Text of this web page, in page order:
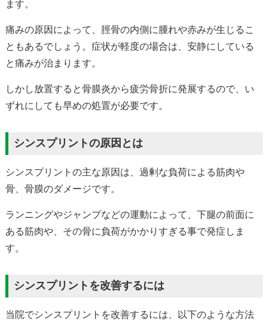
ます。
痛みの原因によって、脛骨の内側に腫れや赤みが生じるこ
ともあるでしょう。症状が軽度の場合は、安静にしている
と痛みが治まります。
しかし放置すると骨膜炎から疲労骨折に発展するので、い
ずれにしても早めの処置が必要です。
シンスプリントの原因とは
シンスプリントの主な原因は、過剰な負荷による筋肉や
骨、骨膜のダメージです。
ランニングやジャンプなどの運動によって、下腿の前面に
ある筋肉や、その骨に負荷がかかりすぎる事で発症しま
す。
シンスプリントを改善するには
当院でシンスプリントを改善するには、以下のような方法